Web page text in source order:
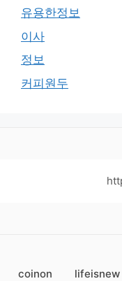
유용한정보
이사
정보
커피원두
coinon lifeisnew